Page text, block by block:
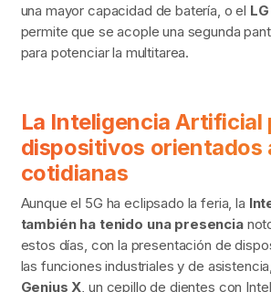
una mayor capacidad de batería, o el
permite que se acople una segunda
para potenciar la multitarea.
La Inteligencia Artificial
dispositivos orientados
cotidianas
Aunque el 5G ha eclipsado la feria, la
también ha tenido una presencia
estos días, con la presentación de
las funciones industriales y de
Genius X, un cepillo de dientes con